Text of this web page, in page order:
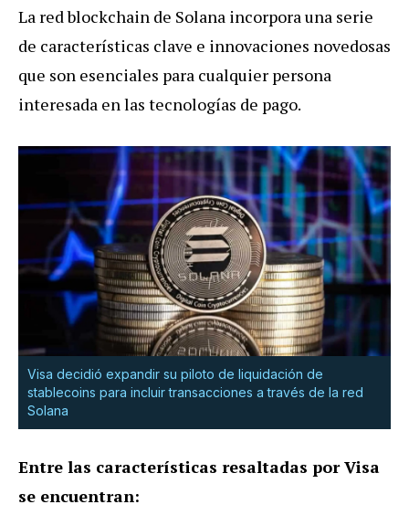
La red blockchain de Solana incorpora una serie
de características clave e innovaciones novedosas
que son esenciales para cualquier persona
interesada en las tecnologías de pago.
Visa decidió expandir su piloto de liquidación de
stablecoins para incluir transacciones a través de la red
Solana
Entre las características resaltadas por Visa
se encuentran: